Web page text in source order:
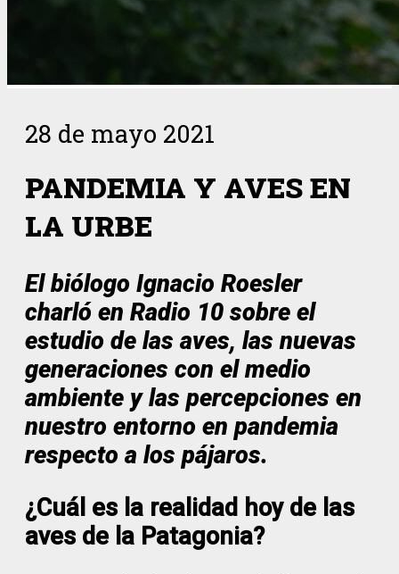
28 de mayo 2021
PANDEMIA Y AVES EN
LA URBE
El biólogo Ignacio Roesler
charló en Radio 10 sobre el
estudio de las aves, las nuevas
generaciones con el medio
ambiente y las percepciones en
nuestro entorno en pandemia
respecto a los pájaros.
¿Cuál es la realidad hoy de las
aves de la Patagonia?